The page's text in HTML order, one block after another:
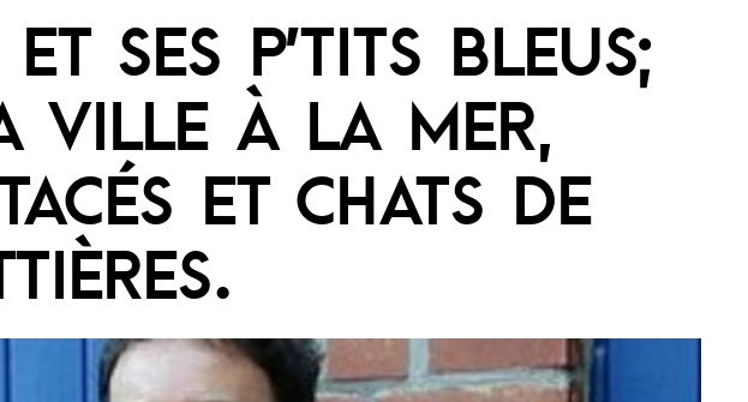
SES P’TITS BLEUS;
VILLE À LA MER,
ET CHATS DE